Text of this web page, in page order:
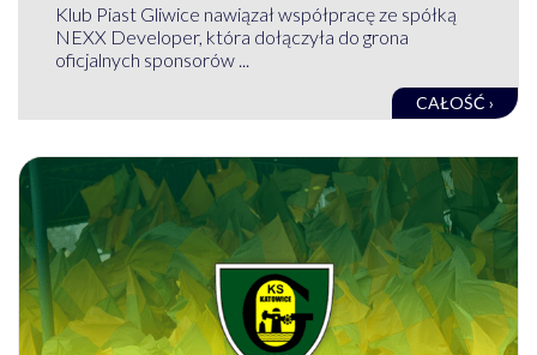
Klub Piast Gliwice nawiązał współpracę ze spółką
NEXX Developer, która dołączyła do grona
oficjalnych sponsorów ...
CAŁOŚĆ ›